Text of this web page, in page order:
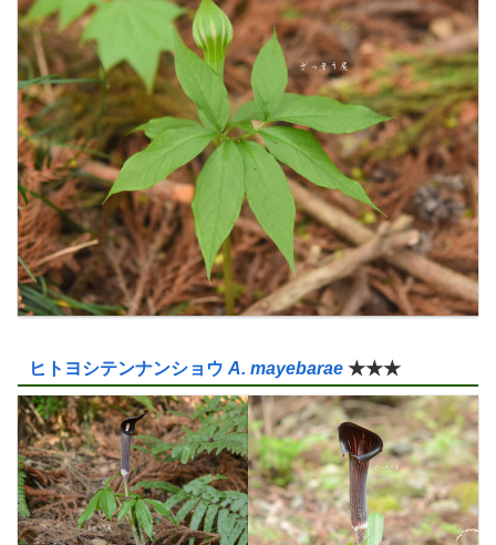
ヒトヨシテンナンショウ A. mayebarae ★★★